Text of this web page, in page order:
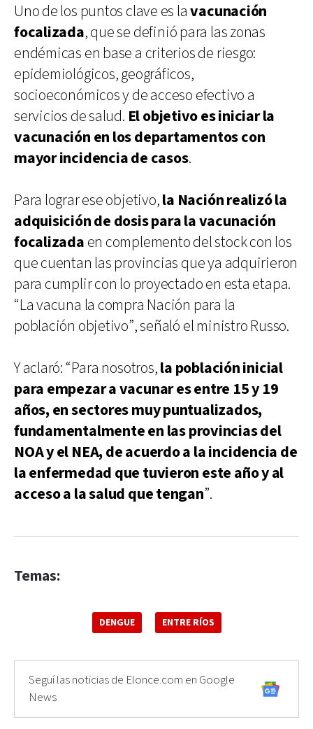
Uno de los puntos clave es lavacunación
focalizada, que se definió para las zonas
endémicas en base a criterios de riesgo:
epidemiológicos, geográficos,
socioeconómicos y de acceso efectivo a
servicios de salud. El objetivo es iniciar la
vacunación en los departamentos con
mayor incidencia de casos.
Para lograr ese objetivo,la Nación realizó la
adquisición de dosis para la vacunación
focalizada en complemento del stock con los
que cuentan las provincias que ya adquirieron
para cumplir con lo proyectado en esta etapa.
“La vacuna la compra Nación para la
población objetivo”, señaló el ministro Russo.
Y aclaró: “Para nosotros,la población inicial
para empezar a vacunar es entre 15 y 19
años, en sectores muy puntualizados,
fundamentalmente en las provincias del
NOA y el NEA, de acuerdo a la incidencia de
la enfermedad que tuvieron este año y al
acceso a la salud que tengan”.
Temas:
DENGUE ENTRE RÍOS
Seguí las noticias de Elonce.com en Google
News